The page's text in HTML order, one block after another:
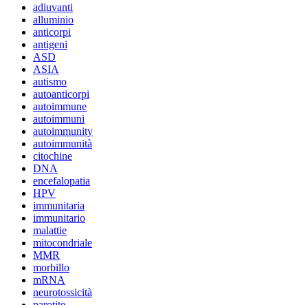
adiuvanti
alluminio
anticorpi
antigeni
ASD
ASIA
autismo
autoanticorpi
autoimmune
autoimmuni
autoimmunity
autoimmunità
citochine
DNA
encefalopatia
HPV
immunitaria
immunitario
malattie
mitocondriale
MMR
morbillo
mRNA
neurotossicità